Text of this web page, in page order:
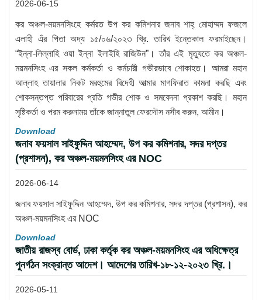
2026-06-15
কর অঞ্চল-ময়মনসিংহে কর্মরত উপ কর কমিশনার জনাব শাহ্ মোহাম্মদ ফজলে
এলাহী এঁর পিতা অদ্য ১৫/০৬/২০২৩ খ্রি. তারিখ ইন্তেকাল ফরমাইছেন।
“ইন্না-লিল্লাহি ওয়া ইন্না ইলাইহি রাজিউন”। তাঁর এই মৃত্যুতে কর অঞ্চল-
ময়মনসিংহ এর সকল কর্মকর্তা ও কর্মচারী গভীরভাবে শোকাহত। আমরা মহান
আল্লাহ তায়ালার নিকট মরহুমের বিদেহী আত্মার মাগফিরাত কামনা করছি এবং
শোকসন্তপ্ত পরিবারের প্রতি গভীর শোক ও সমবেদনা প্রকাশ করছি। মহান
সৃষ্টিকর্তা ও পরম করুনাময় তাঁকে জান্নাতুল ফেরদৌস নসীব করুন, আমীন।
Download
জনাব ফয়সাল সাইফুদ্দিন আহম্মেদ, উপ কর কমিশনার, সদর দপ্তর
(প্রশাসন), কর অঞ্চল-ময়মনসিংহ এর NOC
2026-06-14
জনাব ফয়সাল সাইফুদ্দিন আহম্মেদ, উপ কর কমিশনার, সদর দপ্তর (প্রশাসন), কর
অঞ্চল-ময়মনসিংহ এর NOC
Download
জাতীয় রাজস্ব বোর্ড, ঢাকা কর্তৃক কর অঞ্চল-ময়মনসিংহ এর অধিক্ষেত্র
পুনর্গঠন সংক্রান্ত আদেশ। আদেশের তারিখ-১৮-১২-২০২৩ খ্রি.।
2026-05-11